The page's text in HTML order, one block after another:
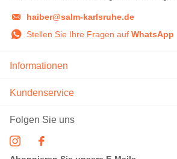
haiber@salm-karlsruhe.de
Stellen Sie Ihre Fragen auf WhatsApp
Informationen
Kundenservice
Folgen Sie uns